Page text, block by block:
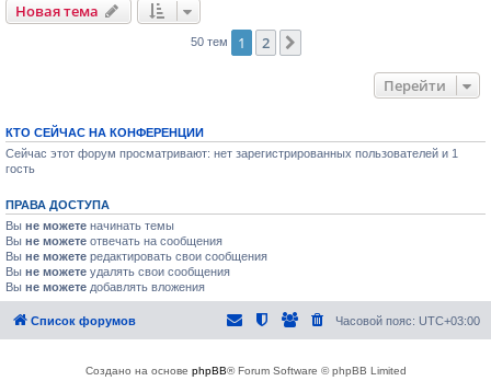
Новая тема
50 тем 1 2
Перейти
КТО СЕЙЧАС НА КОНФЕРЕНЦИИ
Сейчас этот форум просматривают: нет зарегистрированных пользователей и 1
гость
ПРАВА ДОСТУПА
Вы не можете начинать темы
Вы не можете отвечать на сообщения
Вы не можете редактировать свои сообщения
Вы не можете удалять свои сообщения
Вы не можете добавлять вложения
Список форумов Часовой пояс: UTC+03:00
Создано на основе phpBB® Forum Software © phpBB Limited